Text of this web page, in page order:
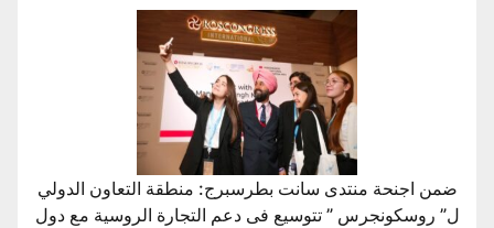
ضمن اجنحة منتدى سانت بطرسبرج: منطقة التعاون الدولي
ل” روسكونجرس ” تتوسيع فى دعم التجارة الروسية مع دول